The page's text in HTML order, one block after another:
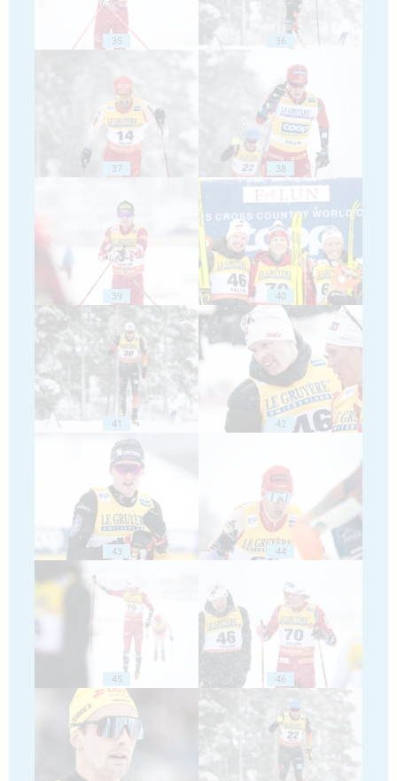
35 36
37 38
39 40
41 42
43 44
45 46